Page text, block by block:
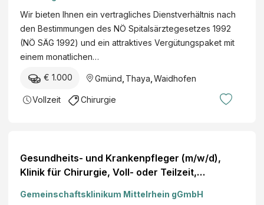
(
m
/
w
)
Chirurgie
undheitsag
entur
Wir bieten Ihnen ein vertragliches Dienstverhältnis nach
den Bestimmungen des NÖ Spitalsärztegesetzes 1992
(NÖ SÄG 1992) und ein attraktives Vergütungspaket mit
einem monatlichen…
€ 1.000 Gmünd Thaya Waidhofen
Vollzeit Chirurgie
Gesundheits- und Krankenpfleger (m/w/d),
Klinik für Chirurgie, Voll- oder Teilzeit,
Gemeinschaftsklinikum Mittelrhein gGmbH